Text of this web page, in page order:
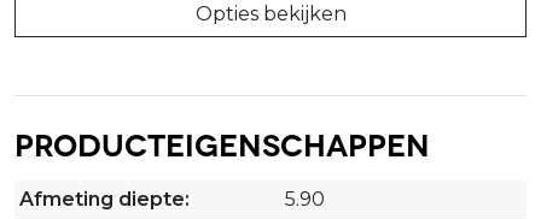
Opties bekijken
Producteigenschappen
Afmeting diepte:
5.90